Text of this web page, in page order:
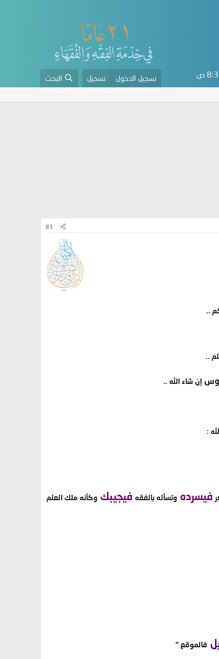
ص تسجيل الدخول تسجيل البحث
#1
..
..
إن شاء الله ..
:
فيسردهوتسأله بالفقه فيجيبكوكأنه ملك العلم
فالموقع "